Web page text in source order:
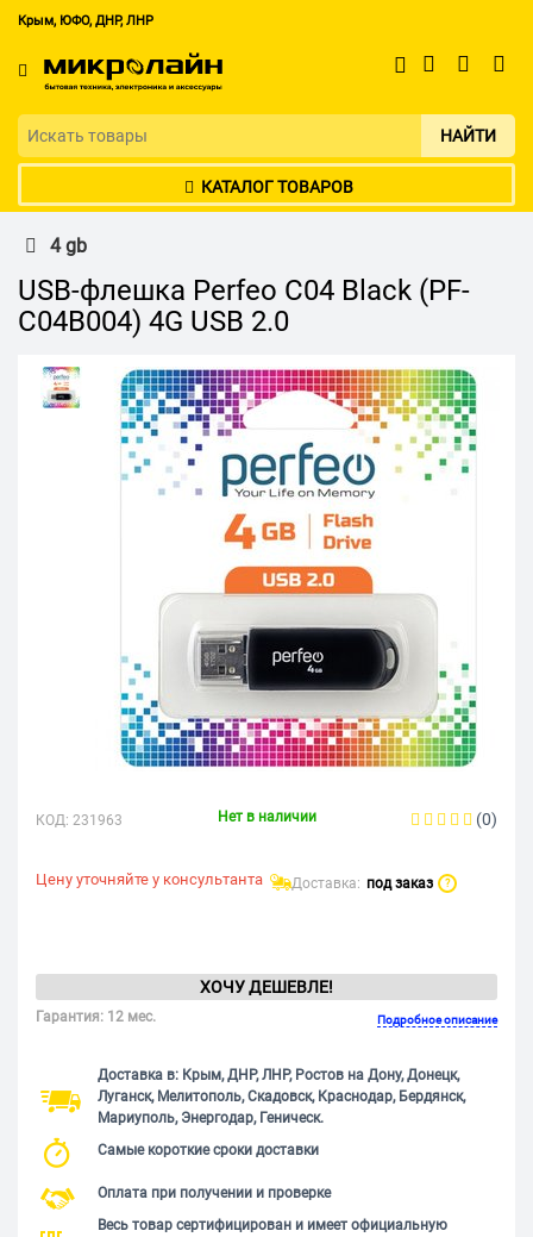
Крым, ЮФО, ДНР, ЛНР
НАЙТИ
КАТАЛОГ ТОВАРОВ
4 gb
USB-флешка Perfeo C04 Black (PF-
C04B004) 4G USB 2.0
КОД: 231963 Нет в наличии (0)
Цену уточняйте у консультанта Доставка: под заказ ?
ХОЧУ ДЕШЕВЛЕ!
Гарантия: 12 мес. Подробное описание
Доставка в: Крым, ДНР, ЛНР, Ростов на Дону, Донецк,
Луганск, Мелитополь, Скадовск, Краснодар, Бердянск,
Мариуполь, Энергодар, Геническ.
Самые короткие сроки доставки
Оплата при получении и проверке
Весь товар сертифицирован и имеет официальную